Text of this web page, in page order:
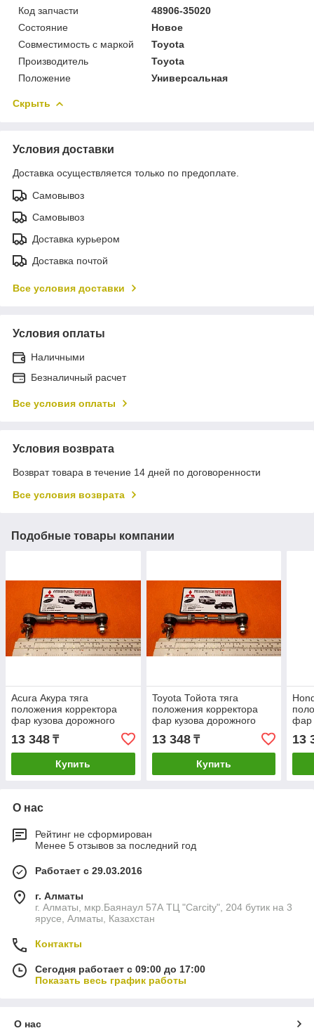
Код запчасти
48906-35020
Состояние
Новое
Совместимость с маркой
Toyota
Производитель
Toyota
Положение
Универсальная
Скрыть
Условия доставки
Доставка осуществляется только по предоплате.
Самовывоз
Самовывоз
Доставка курьером
Доставка почтой
Все условия доставки
Условия оплаты
Наличными
Безналичный расчет
Все условия оплаты
Условия возврата
Возврат товара в течение 14 дней по договоренности
Все условия возврата
Подобные товары компании
Acura Акура тяга
положения корректора
фар кузова дорожного
просвета универсальная
4890635010 48906-35010
13 348 ₸
Купить
Toyota Тойота тяга
положения корректора
фар кузова дорожного
просвета универсальная
48906-35010 4890635010
13 348₸
Купить
фар
13
О нас
Рейтинг не сформирован
Менее 5 отзывов за последний год
Работает с 29.03.2016
г. Алматы
г. Алматы, мкр.Баянаул 57А ТЦ "Carcity", 204 бутик на 3
ярусе, Алматы, Казахстан
Контакты
Сегодня работает с 09:00 до 17:00
Показать весь график работы
О нас